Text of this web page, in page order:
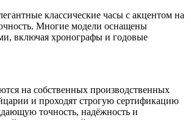
классические часы с акцентом на
Многие модели оснащены
включая хронографы и годовые
на собственных производственных
и проходят строгую сертификацию
точность, надёжность и